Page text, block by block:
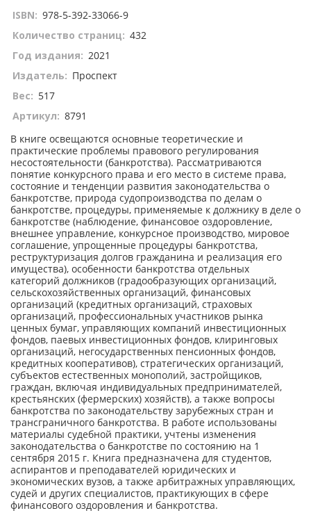
ISBN: 978-5-392-33066-9
Количество страниц: 432
Год издания: 2021
Издатель: Проспект
Вес: 517
Артикул: 8791
В книге освещаются основные теоретические и
практические проблемы правового регулирования
несостоятельности (банкротства). Рассматриваются
понятие конкурсного права и его место в системе права,
состояние и тенденции развития законодательства о
банкротстве, природа судопроизводства по делам о
банкротстве, процедуры, применяемые к должнику в деле о
банкротстве (наблюдение, финансовое оздоровление,
внешнее управление, конкурсное производство, мировое
соглашение, упрощенные процедуры банкротства,
реструктуризация долгов гражданина и реализация его
имущества), особенности банкротства отдельных
категорий должников (градообразующих организаций,
сельскохозяйственных организаций, финансовых
организаций (кредитных организаций, страховых
организаций, профессиональных участников рынка
ценных бумаг, управляющих компаний инвестиционных
фондов, паевых инвестиционных фондов, клиринговых
организаций, негосударственных пенсионных фондов,
кредитных кооперативов), стратегических организаций,
субъектов естественных монополий, застройщиков,
граждан, включая индивидуальных предпринимателей,
крестьянских (фермерских) хозяйств), а также вопросы
банкротства по законодательству зарубежных стран и
трансграничного банкротства. В работе использованы
материалы судебной практики, учтены изменения
законодательства о банкротстве по состоянию на 1
сентября 2015 г. Книга предназначена для студентов,
аспирантов и преподавателей юридических и
экономических вузов, а также арбитражных управляющих,
судей и других специалистов, практикующих в сфере
финансового оздоровления и банкротства.